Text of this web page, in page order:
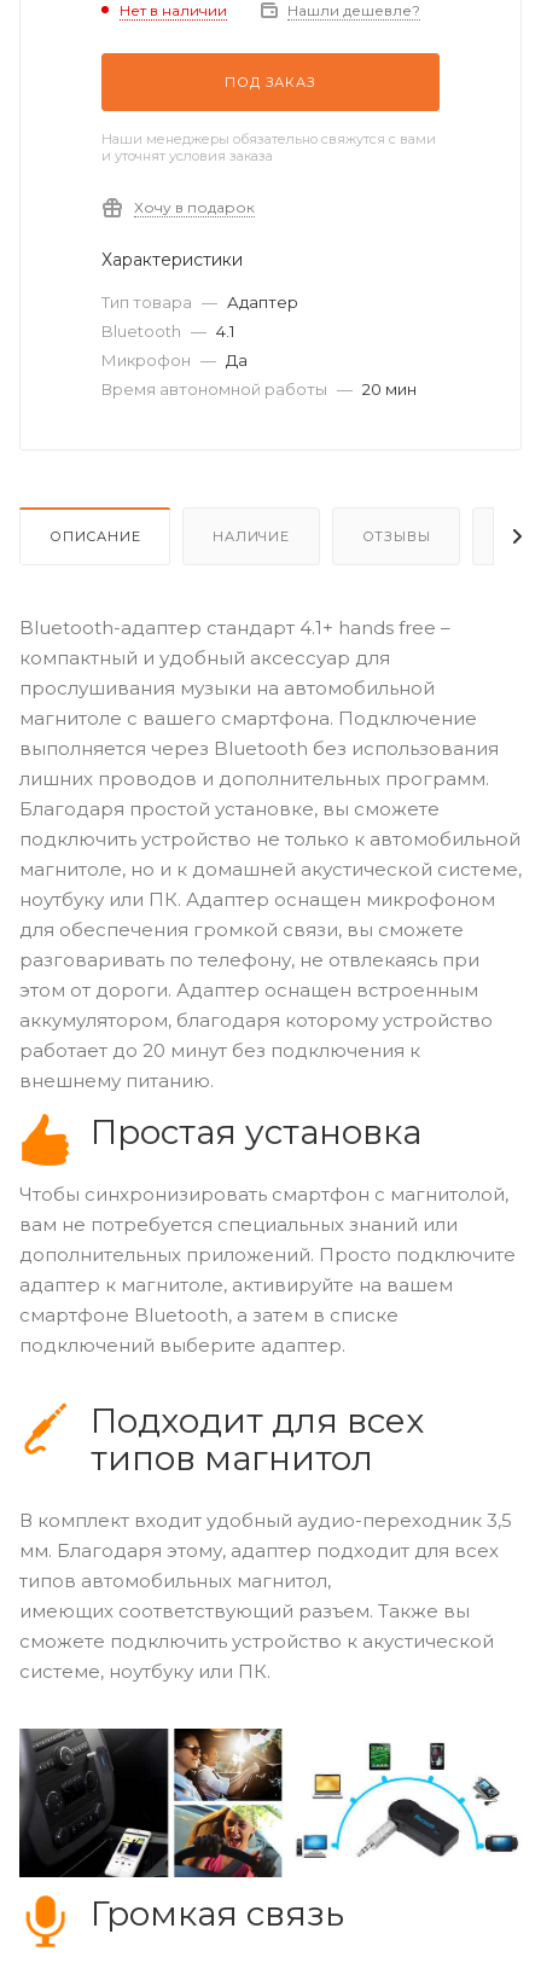
Нет в наличии Нашли дешевле?
ПОД ЗАКАЗ
Наши менеджеры обязательно свяжутся с вами
и уточнят условия заказа
Хочу в подарок
Характеристики
Тип товара — Адаптер
Bluetooth — 4.1
Микрофон — Да
Время автономной работы — 20 мин
ОПИСАНИЕ НАЛИЧИЕ ОТЗЫВЫ
Bluetooth-адаптер стандарт 4.1+ hands free –
компактный и удобный аксессуар для
прослушивания музыки на автомобильной
магнитоле с вашего смартфона. Подключение
выполняется через Bluetooth без использования
лишних проводов и дополнительных программ.
Благодаря простой установке, вы сможете
подключить устройство не только к автомобильной
магнитоле, но и к домашней акустической системе,
ноутбуку или ПК. Адаптер оснащен микрофоном
для обеспечения громкой связи, вы сможете
разговаривать по телефону, не отвлекаясь при
этом от дороги. Адаптер оснащен встроенным
аккумулятором, благодаря которому устройство
работает до 20 минут без подключения к
внешнему питанию.
Простая установка
Чтобы синхронизировать смартфон с магнитолой,
вам не потребуется специальных знаний или
дополнительных приложений. Просто подключите
адаптер к магнитоле, активируйте на вашем
смартфоне Bluetooth, а затем в списке
подключений выберите адаптер.
Подходит для всех
типов магнитол
В комплект входит удобный аудио-переходник 3,5
мм. Благодаря этому, адаптер подходит для всех
типов автомобильных магнитол,
имеющих соответствующий разъем. Также вы
сможете подключить устройство к акустической
системе, ноутбуку или ПК.
Громкая связь